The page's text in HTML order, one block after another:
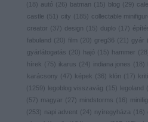
(
18 ) autó ( 26 ) batman ( 15) blog ( 29)
castle ( 51 ) city ( 185) collectable
creator ( 37) design ( 15) duplo ( 17)
fabuland ( 20) film ( 20) greg36 ( 21 ) gyár
gyárlátogatás ( 20) hajó ( 15) hammer ( 28
hírek ( 75) ikarus ( 24) indiana jones ( 18 )
karácsony ( 47) képek ( 36 ) klón ( 17)
(
1259) legoblog visszavág ( 15) legoland (
( 57) magyar ( 27) mindstorms ( 16 ) minifig
( 253) napi advent ( 24) nyíregyháza ( 16 )